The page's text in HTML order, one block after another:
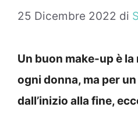
25 Dicembre 2022 di
Un buon make-up è
ogni donna, ma per
dall’inizio alla fine,